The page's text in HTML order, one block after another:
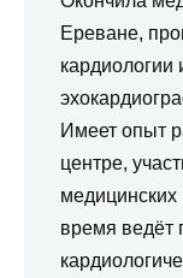
Ереване,
кардиологии
Имеет опыт
центре,
время ведёт